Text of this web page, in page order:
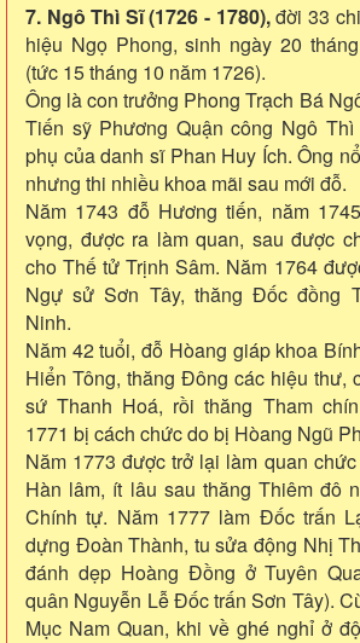
7. Ngô Thì Sĩ (1726 - 1780),đời 33
hiệu Ngọ Phong, sinh ngày 20
(tức 15 tháng 10 năm 1726).
Ông là con trưởng Phong Trạch Bá
Tiến sỹ Phương Quận công Ngô
phụ của danh sĩ Phan Huy Ích. Ông
nhưng thi nhiều khoa mãi sau mới đỗ.
Năm 1743 đỗ Hương tiến, năm
vọng, được ra làm quan, sau được
cho Thế tử Trịnh Sâm. Năm 1764
Ngự sử Sơn Tây, thăng Đốc đồng
Ninh.
Năm 42 tuổi, đỗ Hòang giáp khoa
Hiển Tông, thăng Đông các hiệu thư,
sứ Thanh Hoá, rồi thăng Tham
1771 bị cách chức do bị Hòang Ngũ
Năm 1773 được trở lại làm quan
Hàn lâm, ít lâu sau thăng Thiêm đô
Chính tự. Năm 1777 làm Đốc trấn
dựng Đoàn Thành, tu sửa động Nhị
đánh dẹp Hoàng Đồng ở Tuyên
quân Nguyễn Lễ Đốc trấn Sơn Tây).
Mục Nam Quan, khi về ghé nghỉ ở